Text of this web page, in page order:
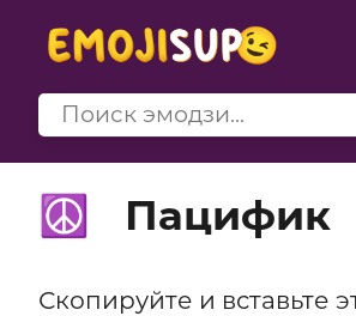
☮️ Пацифик
Скопируйте и вставьте